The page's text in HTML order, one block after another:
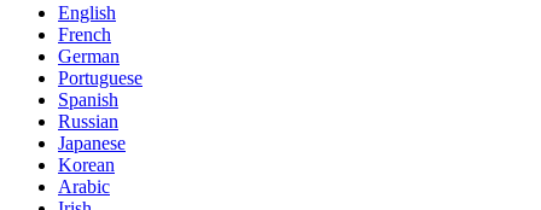
English
French
German
Portuguese
Spanish
Russian
Japanese
Korean
Arabic